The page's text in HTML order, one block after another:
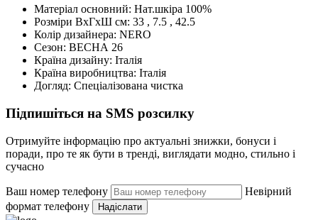
Матеріал основний: Нат.шкіра 100%
Розміри ВхГхШ см: 33 , 7.5 , 42.5
Колір дизайнера: NERO
Сезон: ВЕСНА 26
Країна дизайну: Італія
Країна виробництва: Італія
Догляд: Спеціалізована чистка
Підпишіться на SMS розсилку
Отримуйте інформацію про актуальні знижки, бонуси і
поради, про те як бути в тренді, виглядати модно, стильно і
сучасно
Ваш номер телефону
Невірний
формат телефону
Надіслати